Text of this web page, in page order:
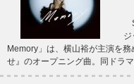
Memory」は、横山裕が主演を
せ』のオープニング曲。同ドラ